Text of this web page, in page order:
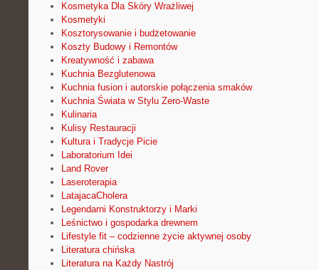
Kosmetyka Dla Skóry Wrażliwej
Kosmetyki
Kosztorysowanie i budżetowanie
Koszty Budowy i Remontów
Kreatywność i zabawa
Kuchnia Bezglutenowa
Kuchnia fusion i autorskie połączenia smaków
Kuchnia Świata w Stylu Zero-Waste
Kulinaria
Kulisy Restauracji
Kultura i Tradycje Picie
Laboratorium Idei
Land Rover
Laseroterapia
LatajacaCholera
Legendarni Konstruktorzy i Marki
Leśnictwo i gospodarka drewnem
Lifestyle fit – codzienne życie aktywnej osoby
Literatura chińska
Literatura na Każdy Nastrój